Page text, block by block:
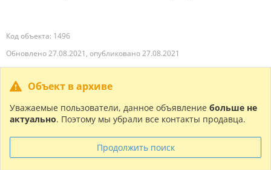
Код объекта: 1496
Обновлено 27.08.2021, опубликовано 27.08.2021
Объект в архиве
Уважаемые пользователи, данное объявление больше не
актуально. Поэтому мы убрали все контакты продавца.
Продолжить поиск